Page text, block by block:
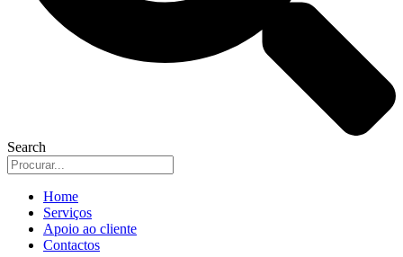
Search
Home
Serviços
Apoio ao cliente
Contactos